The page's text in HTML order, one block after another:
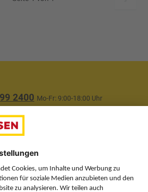
2400 Mo-Fr: 9:00-18:00 Uhr
uns